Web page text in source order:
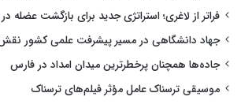
فراتر از لاغری؛ استراتژی جدید برای بازگشت عضله
جهاد دانشگاهی در مسیر پیشرفت علمی کشور
جاده‌ها همچنان پرخطرترین میدان امداد در فارس
موسیقی ترسناک عامل مؤثر فیلم‌های ترسناک